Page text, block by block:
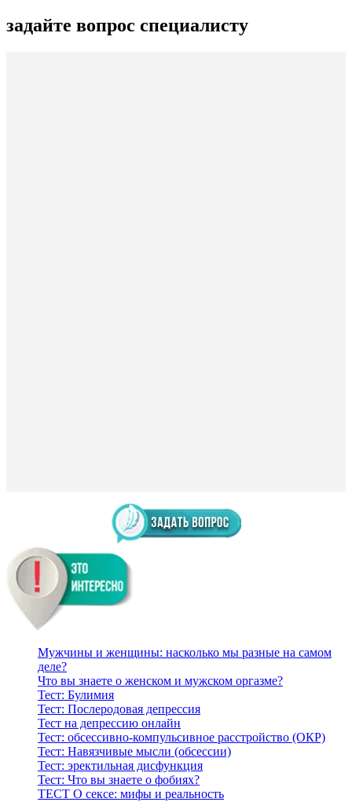
задайте вопрос специалисту
Мужчины и женщины: насколько мы разные на самом
деле?
Что вы знаете о женском и мужском оргазме?
Тест: Булимия
Тест: Послеродовая депрессия
Тест на депрессию онлайн
Тест: обсессивно-компульсивное расстройство (ОКР)
Тест: Навязчивые мысли (обсессии)
Тест: эректильная дисфункция
Тест: Что вы знаете о фобиях?
ТЕСТ О сексе: мифы и реальность